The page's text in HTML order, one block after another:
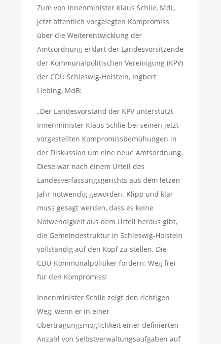
Zum von Innenminister Klaus Schlie, MdL,
jetzt öffentlich vorgelegten Kompromiss
über die Weiterentwicklung der
Amtsordnung erklärt der Landesvorsitzende
der Kommunalpolitischen Vereinigung (KPV)
der CDU Schleswig-Holstein, Ingbert
Liebing, MdB:
„Der Landesvorstand der KPV unterstützt
Innenminister Klaus Schlie bei seinen jetzt
vorgestellten Kompromissbemühungen in
der Diskussion um eine neue Amtsordnung.
Diese war nach einem Urteil des
Landesverfassungsgerichts aus dem letzen
Jahr notwendig geworden. Klipp und klar
muss gesagt werden, dass es keine
Notwendigkeit aus dem Urteil heraus gibt,
die Gemeindestruktur in Schleswig-Holstein
vollständig auf den Kopf zu stellen. Die
CDU-Kommunalpolitiker fordern: Weg frei
für den Kompromiss!
Innenminister Schlie zeigt den richtigen
Weg, wenn er in einer
Übertragungsmöglichkeit einer definierten
Anzahl von Selbstverwaltungsaufgaben auf